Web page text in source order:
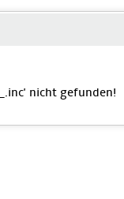
.inc' nicht gefunden!